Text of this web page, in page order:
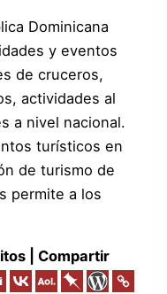
Dominicana
y eventos
de cruceros,
actividades al
a nivel nacional.
turísticos en
de turismo de
permite a los
| Compartir